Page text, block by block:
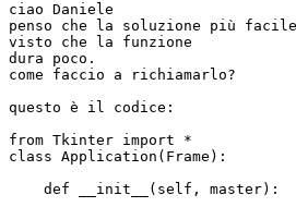
ciao Daniele
penso che la soluzione più
visto che la funzione
dura poco.
come faccio a richiamarlo?
questo è il codice:
from Tkinter import *
class Application(Frame):
    def __init__(self, master):